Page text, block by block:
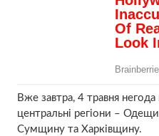
Вже завтра, 4 травня негода
центральні регіони ​–
Сумщину та Харківщину.